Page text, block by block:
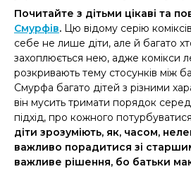
Почитайте з дітьми цікаві та
Смурфів. Цю відому серію
себе не лише діти, але й багато
захоплюється нею, адже комікси
розкривають тему стосунків між
Смурфа багато дітей з різними
він мусить тримати порядок
підхід, про кожного
діти зрозуміють, як, часом,
важливо порадитися зі
важливе рішення, бо батьки